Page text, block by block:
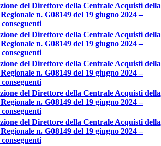
del Direttore della Centrale Acquisti della
n. G08149 del 19 giugno 2024 –
del Direttore della Centrale Acquisti della
n. G08149 del 19 giugno 2024 –
del Direttore della Centrale Acquisti della
n. G08149 del 19 giugno 2024 –
del Direttore della Centrale Acquisti della
n. G08149 del 19 giugno 2024 –
del Direttore della Centrale Acquisti della
n. G08149 del 19 giugno 2024 –